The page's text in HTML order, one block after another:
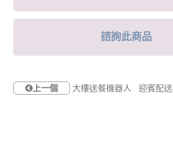
諮詢此商品
上一個 大樓送餐機器人 迎賓配